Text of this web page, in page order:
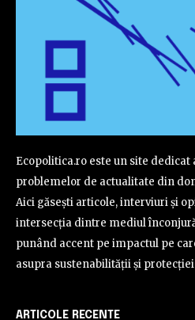
Ecopolitica.ro este un site
problemelor de actualitate din
Aici găsești articole, interviuri și
intersecția dintre mediul
punând accent pe impactul pe
asupra sustenabilității și
ARTICOLE RECENTE